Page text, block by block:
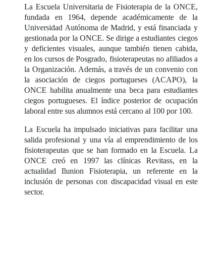
La Escuela Universitaria de Fisioterapia de la ONCE,
fundada en 1964, depende académicamente de la
Universidad Autónoma de Madrid, y está financiada y
gestionada por la ONCE. Se dirige a estudiantes ciegos
y deficientes visuales, aunque también tienen cabida,
en los cursos de Posgrado, fisioterapeutas no afiliados a
la Organización. Además, a través de un convenio con
la asociación de ciegos portugueses (ACAPO), la
ONCE habilita anualmente una beca para estudiantes
ciegos portugueses. El índice posterior de ocupación
laboral entre sus alumnos está cercano al 100 por 100.
La Escuela ha impulsado iniciativas para facilitar una
salida profesional y una vía al emprendimiento de los
fisioterapeutas que se han formado en la Escuela. La
ONCE creó en 1997 las clínicas Revitass, en la
actualidad Ilunion Fisioterapia, un referente en la
inclusión de personas con discapacidad visual en este
sector.